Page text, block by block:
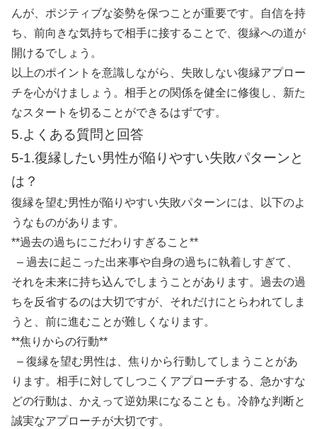
んが、ポジティブな姿勢を保つことが重要です。自信を持
ち、前向きな気持ちで相手に接することで、復縁への道が
開けるでしょう。
以上のポイントを意識しながら、失敗しない復縁アプロー
チを心がけましょう。相手との関係を健全に修復し、新た
なスタートを切ることができるはずです。
5.よくある質問と回答
5-1.復縁したい男性が陥りやすい失敗パターンと
は？
復縁を望む男性が陥りやすい失敗パターンには、以下のよ
うなものがあります。
**過去の過ちにこだわりすぎること**
– 過去に起こった出来事や自身の過ちに執着しすぎて、
それを未来に持ち込んでしまうことがあります。過去の過
ちを反省するのは大切ですが、それだけにとらわれてしま
うと、前に進むことが難しくなります。
**焦りからの行動**
– 復縁を望む男性は、焦りから行動してしまうことがあ
ります。相手に対してしつこくアプローチする、急かすな
どの行動は、かえって逆効果になることも。冷静な判断と
誠実なアプローチが大切です。